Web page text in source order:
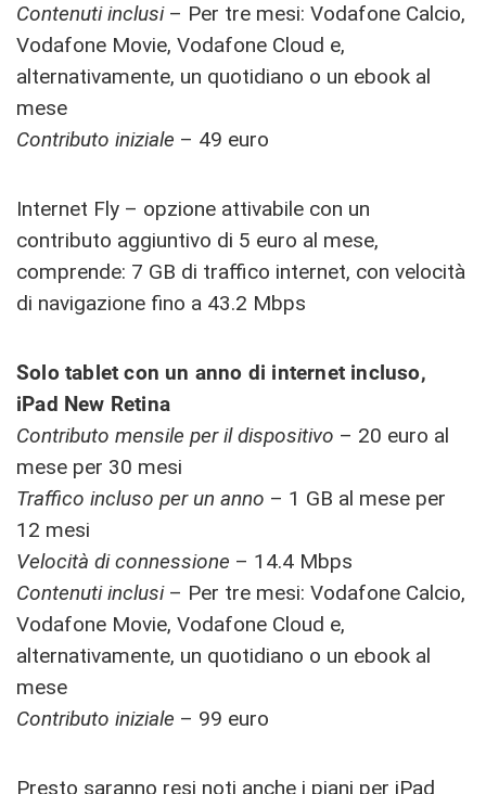
Contenuti inclusi– Per tre mesi: Vodafone Calcio,
Vodafone Movie, Vodafone Cloud e,
alternativamente, un quotidiano o un ebook al
mese
Contributo iniziale – 49 euro
Internet Fly – opzione attivabile con un
contributo aggiuntivo di 5 euro al mese,
comprende: 7 GB di traffico internet, con velocità
di navigazione fino a 43.2 Mbps
Solo tablet con un anno di internet incluso,
iPad New Retina
Contributo mensile per il dispositivo – 20 euro al
mese per 30 mesi
Traffico incluso per un anno – 1 GB al mese per
12 mesi
Velocità di connessione – 14.4 Mbps
Contenuti inclusi– Per tre mesi: Vodafone Calcio,
Vodafone Movie, Vodafone Cloud e,
alternativamente, un quotidiano o un ebook al
mese
Contributo iniziale – 99 euro
Presto saranno resi noti anche i piani per iPad